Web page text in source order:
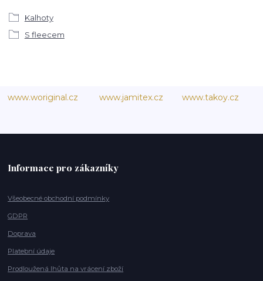
Kalhoty
S fleecem
www.woriginal.cz www.jamitex.cz www.takoy.cz
Informace pro zákazníky
Všeobecné obchodní podmínky
GDPR
Doprava
Platební údaje
Prodloužená lhůta na vrácení zboží